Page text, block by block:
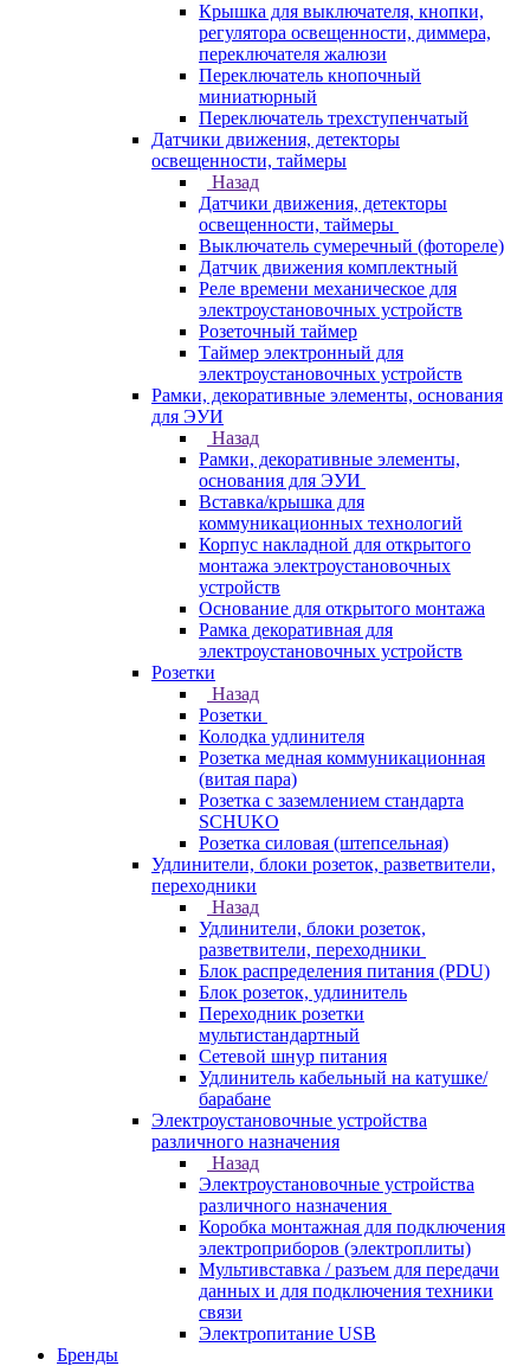
Крышка для выключателя, кнопки,
регулятора освещенности, диммера,
переключателя жалюзи
Переключатель кнопочный
миниатюрный
Переключатель трехступенчатый
Датчики движения, детекторы
освещенности, таймеры
Назад
Датчики движения, детекторы
освещенности, таймеры
Выключатель сумеречный (фотореле)
Датчик движения комплектный
Реле времени механическое для
электроустановочных устройств
Розеточный таймер
Таймер электронный для
электроустановочных устройств
Рамки, декоративные элементы, основания
для ЭУИ
Назад
Рамки, декоративные элементы,
основания для ЭУИ
Вставка/крышка для
коммуникационных технологий
Корпус накладной для открытого
монтажа электроустановочных
устройств
Основание для открытого монтажа
Рамка декоративная для
электроустановочных устройств
Розетки
Назад
Розетки
Колодка удлинителя
Розетка медная коммуникационная
(витая пара)
Розетка с заземлением стандарта
SCHUKO
Розетка силовая (штепсельная)
Удлинители, блоки розеток, разветвители,
переходники
Назад
Удлинители, блоки розеток,
разветвители, переходники
Блок распределения питания (PDU)
Блок розеток, удлинитель
Переходник розетки
мультистандартный
Сетевой шнур питания
Удлинитель кабельный на катушке/
барабане
Электроустановочные устройства
различного назначения
Назад
Электроустановочные устройства
различного назначения
Коробка монтажная для подключения
электроприборов (электроплиты)
Мультивставка / разъем для передачи
данных и для подключения техники
связи
Электропитание USB
Бренды